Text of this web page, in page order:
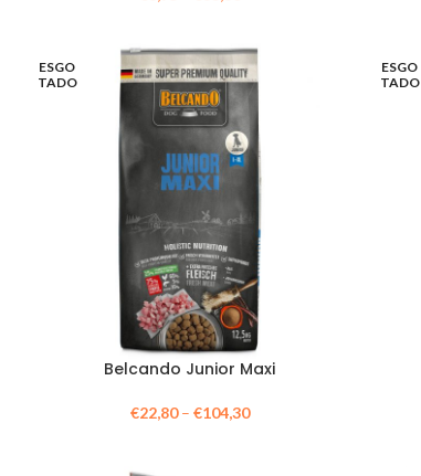
ESGO
TADO
Belcando Junior Maxi
€22,80– €104,30
ESGO
TADO